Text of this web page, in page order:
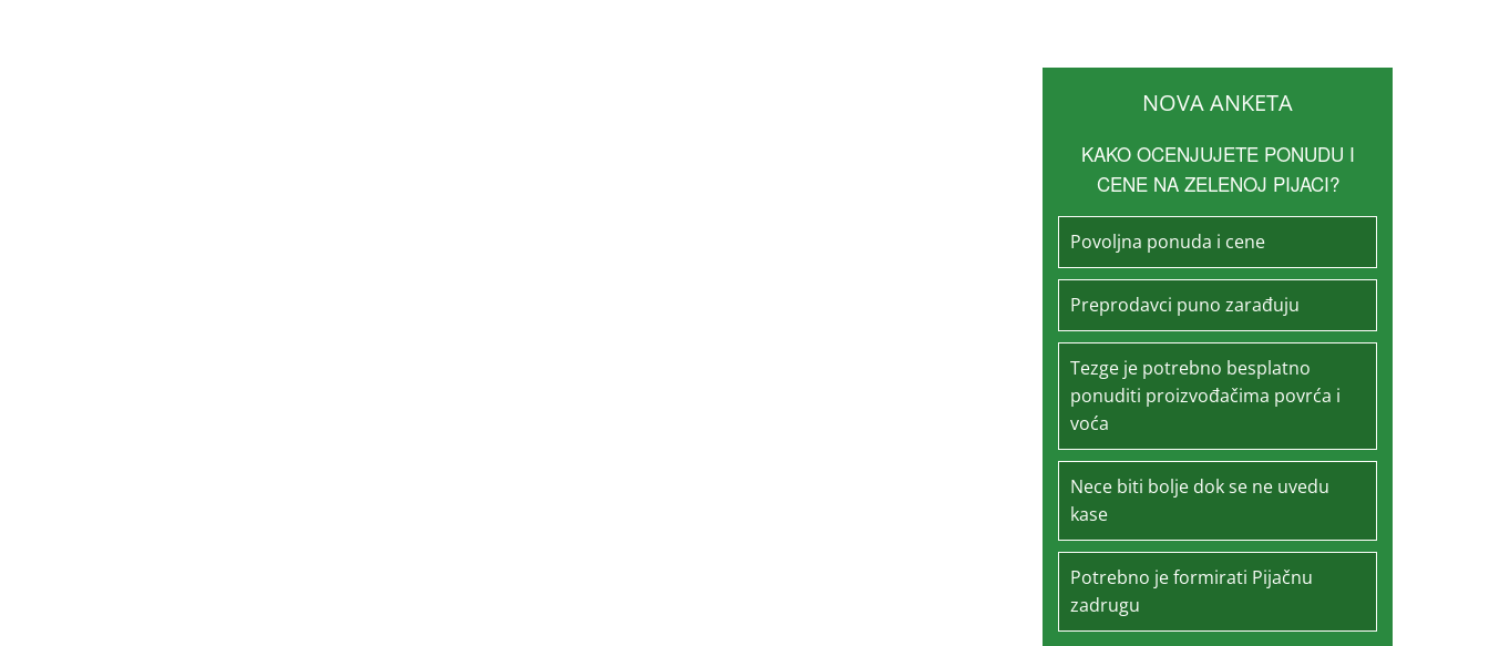
NOVA ANKETA
KAKO OCENJUJETE PONUDU I
CENE NA ZELENOJ PIJACI?
Povoljna ponuda i cene
Preprodavci puno zarađuju
Tezge je potrebno besplatno
ponuditi proizvođačima povrća i
voća
Nece biti bolje dok se ne uvedu
kase
Potrebno je formirati Pijačnu
zadrugu